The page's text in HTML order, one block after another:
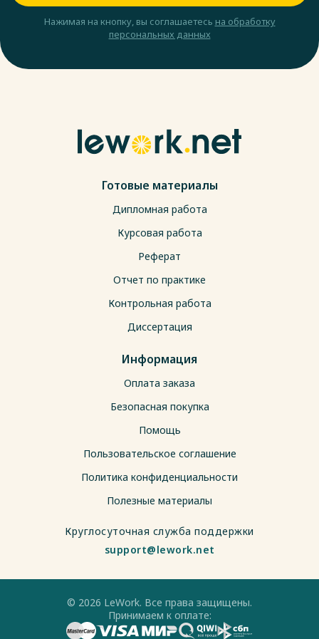
Нажимая на кнопку, вы соглашаетесь на обработку
персональных данных
Готовые материалы
Дипломная работа
Курсовая работа
Реферат
Отчет по практике
Контрольная работа
Диссертация
Информация
Оплата заказа
Безопасная покупка
Помощь
Пользовательское соглашение
Политика конфиденциальности
Полезные материалы
Круглосуточная служба поддержки
support@lework.net
© 2026 LeWork. Все права защищены.
Принимаем к оплате: